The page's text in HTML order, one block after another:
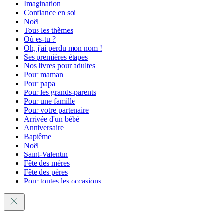
Imagination
Confiance en soi
Noël
Tous les thèmes
Où es-tu ?
Oh, j'ai perdu mon nom !
Ses premières étapes
Nos livres pour adultes
Pour maman
Pour papa
Pour les grands-parents
Pour une famille
Pour votre partenaire
Arrivée d'un bébé
Anniversaire
Baptême
Noël
Saint-Valentin
Fête des mères
Fête des pères
Pour toutes les occasions